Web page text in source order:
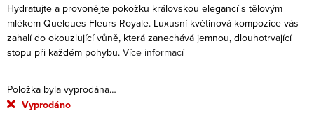
Hydratujte a provonějte pokožku královskou elegancí s tělovým
mlékem Quelques Fleurs Royale. Luxusní květinová kompozice vás
zahalí do okouzlující vůně, která zanechává jemnou, dlouhotrvající
stopu při každém pohybu. Více informací
Položka byla vyprodána…
Vyprodáno